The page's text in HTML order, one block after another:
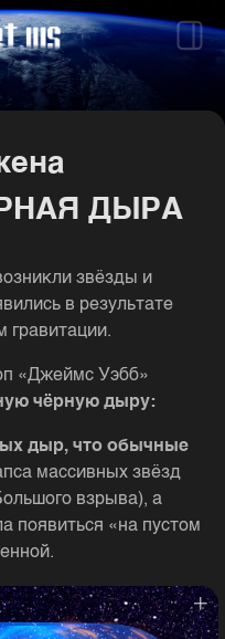
ДЫРА
звёзды и
в результате
гравитации.
«Джеймс Уэбб»
чёрную дыру:
дыр, что обычные
массивных звёзд
взрыва), а
появиться «на пустом